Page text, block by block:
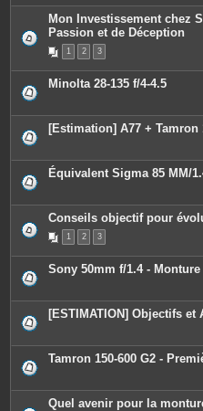
Mon Investissement chez
Passion et de Déception
1 2 3
Minolta 28-135 f/4-4.5
[Estimation] A77 + Tamron
Équivalent Sigma 85 MM/
Conseils objectif pour
1 2 3
Sony 50mm f/1.4 -
[ESTIMATION] Objectifs et
Tamron 150-600 G2 -
Quel avenir pour la